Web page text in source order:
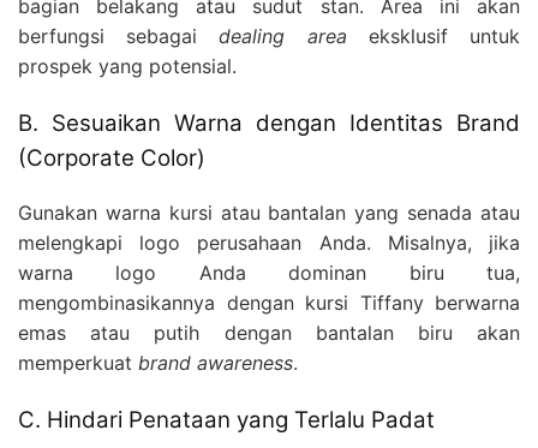
bagian belakang atau sudut stan. Area ini akan
berfungsi sebagaidealing area eksklusif untuk
prospek yang potensial.
B. Sesuaikan Warna dengan Identitas Brand
(Corporate Color)
Gunakan warna kursi atau bantalan yang senada atau
melengkapi logo perusahaan Anda. Misalnya, jika
warna logo Anda dominan biru tua,
mengombinasikannya dengan kursi Tiffany berwarna
emas atau putih dengan bantalan biru akan
memperkuat brand awareness.
C. Hindari Penataan yang Terlalu Padat